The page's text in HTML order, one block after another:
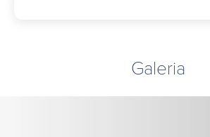
Galeria